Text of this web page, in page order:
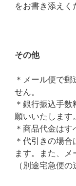
をお書き添えく
その他
＊メール便で
せん。
＊銀行振込手
願いいたします。
＊商品代金はす
＊代引きの場
ます。また、メ
（別途宅急便